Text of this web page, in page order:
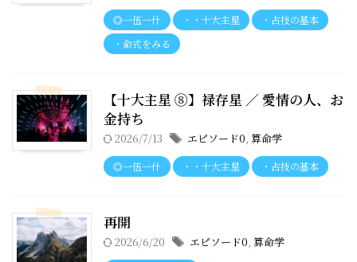
◎一伍一什 ・・十大主星
・占技の基本
・命式をみる
【十大主星 ⑧】禄存星 ／ 愛情の人、お
金持ち
2026/7/13 エピソード0, 算命学
◎一伍一什 ・・十大主星 ・占技の基本
再開
2026/6/20 エピソード0, 算命学